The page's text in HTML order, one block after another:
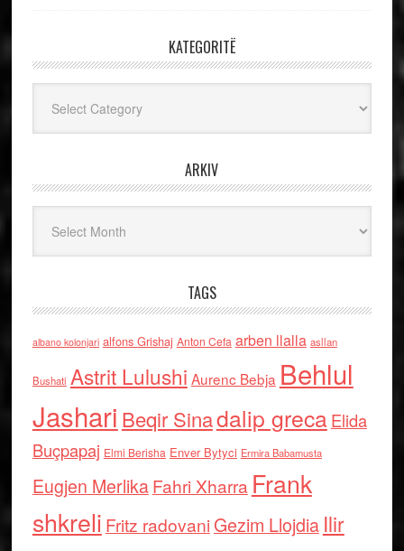
KATEGORITË
ARKIV
TAGS
albano kolonjari alfons Grishaj Anton Cefa arben llalla asllan
Bushati Astrit Lulushi Aurenc Bebja Behlul
Jashari Beqir Sinadalip grecaElida
Buçpapaj Elmi Berisha Enver Bytyci Ermira Babamusta
Eugjen MerlikaFahri Xharra Frank
shkreli Fritz radovaniGezim Llojdia Ilir